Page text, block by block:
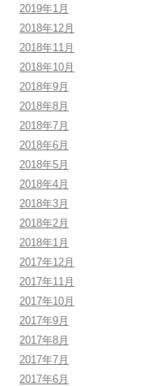
2019年1月
2018年12月
2018年11月
2018年10月
2018年9月
2018年8月
2018年7月
2018年6月
2018年5月
2018年4月
2018年3月
2018年2月
2018年1月
2017年12月
2017年11月
2017年10月
2017年9月
2017年8月
2017年7月
2017年6月